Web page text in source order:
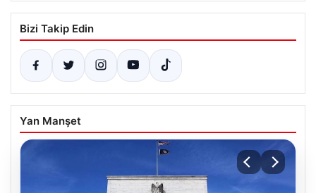
Bizi Takip Edin
Yan Manşet